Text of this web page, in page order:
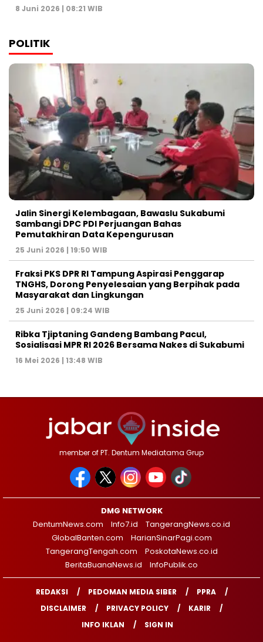
8 Juni 2026 | 08:21 WIB
POLITIK
Jalin Sinergi Kelembagaan, Bawaslu Sukabumi
Sambangi DPC PDI Perjuangan Bahas
Pemutakhiran Data Kepengurusan
25 Juni 2026 | 19:50 WIB
‎Fraksi PKS DPR RI Tampung Aspirasi Penggarap
TNGHS, Dorong Penyelesaian yang Berpihak pada
Masyarakat dan Lingkungan‎
25 Juni 2026 | 09:24 WIB
Ribka Tjiptaning Gandeng Bambang Pacul,
Sosialisasi MPR RI 2026 Bersama Nakes di Sukabumi
16 Mei 2026 | 13:48 WIB
member of PT. Dentum Mediatama Grup
DMG NETWORK
DentumNews.com
Info7.id
TangerangNews.co.id
GlobalBanten.com
HarianSinarPagi.com
TangerangTengah.com
PoskotaNews.co.id
BeritaBuanaNews.id
InfoPublik.co
REDAKSI PEDOMAN MEDIA SIBER
PPRA
DISCLAIMER
PRIVACY POLICY
KARIR
INFO IKLAN
SIGN IN